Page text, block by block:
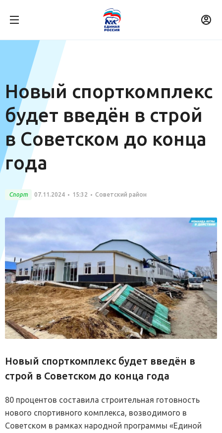
Новый спорткомплекс
будет введён в строй
в Советском до конца
года
Спорт 07.11.2024 15:32 Советский район
Новый спорткомплекс будет введён в
строй в Советском до конца года
80 процентов составила строительная готовность
нового спортивного комплекса, возводимого в
Советском в рамках народной программы «Единой